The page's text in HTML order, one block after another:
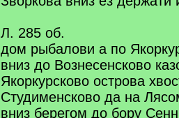
Л. 285 об.
дом рыбалови а по
вниз до Вознесенсково
Якоркурсково острова
Студименсково да на
вниз берегом до бору